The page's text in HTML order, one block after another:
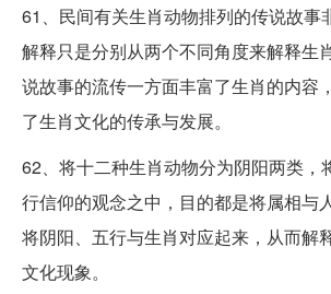
61、民间有关生肖动物排列的传说故事
解释只是分别从两个不同角度来解释生
说故事的流传一方面丰富了生肖的内容
了生肖文化的传承与发展。
62、将十二种生肖动物分为阴阳两类，
行信仰的观念之中，目的都是将属相与
将阴阳、五行与生肖对应起来，从而解
文化现象。